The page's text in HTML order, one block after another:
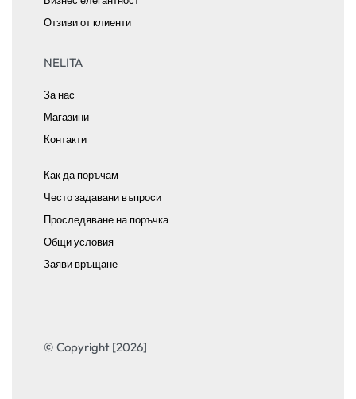
Отзиви от клиенти
NELITA
За нас
Магазини
Контакти
Как да поръчам
Често задавани въпроси
Проследяване на поръчка
Общи условия
Заяви връщане
© Copyright [2026]